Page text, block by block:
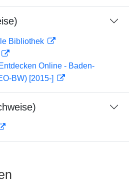
Bibliothek
Online - Baden-
BW) [2015-]